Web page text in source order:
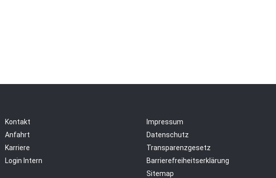
Kontakt
Anfahrt
Karriere
Login Intern
Impressum
Datenschutz
Transparenzgesetz
Barrierefreiheitserklärung
Sitemap